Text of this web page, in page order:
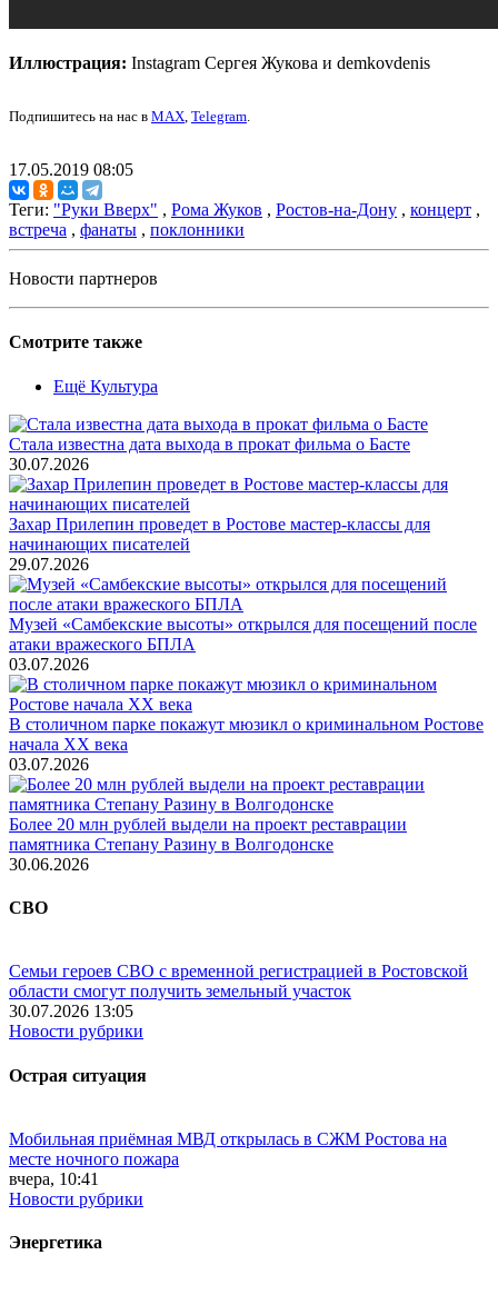
Иллюстрация: Instagram Сергея Жукова и demkovdenis
Подпишитесь на нас в MAX, Telegram.
17.05.2019 08:05
Теги: "Руки Вверх" , Рома Жуков , Ростов-на-Дону , концерт ,
встреча , фанаты , поклонники
Новости партнеров
Смотрите также
Ещё Культура
Стала известна дата выхода в прокат фильма о Басте
30.07.2026
Захар Прилепин проведет в Ростове мастер-классы для
начинающих писателей
29.07.2026
Музей «Самбекские высоты» открылся для посещений после
атаки вражеского БПЛА
03.07.2026
В столичном парке покажут мюзикл о криминальном Ростове
начала ХХ века
03.07.2026
Более 20 млн рублей выдели на проект реставрации
памятника Степану Разину в Волгодонске
30.06.2026
СВО
Семьи героев СВО с временной регистрацией в Ростовской
области смогут получить земельный участок
30.07.2026 13:05
Новости рубрики
Острая ситуация
Мобильная приёмная МВД открылась в СЖМ Ростова на
месте ночного пожара
вчера, 10:41
Новости рубрики
Энергетика